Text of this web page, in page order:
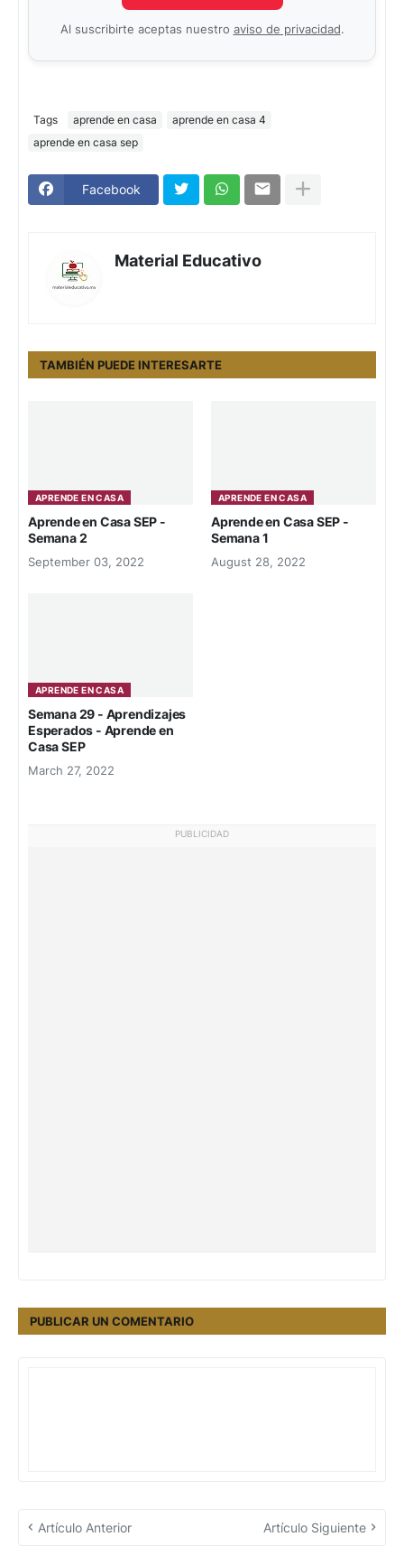
Al suscribirte aceptas nuestro aviso de privacidad.
Tags aprende en casa
aprende en casa 4
aprende en casa sep
Facebook
Material Educativo
TAMBIÉN PUEDE INTERESARTE
APRENDE EN CASA
Aprende en Casa SEP -
Semana 2
September 03, 2022
APRENDE EN CASA
Aprende en Casa SEP -
Semana 1
August 28, 2022
APRENDE EN CASA
Semana 29 - Aprendizajes
Esperados - Aprende en
Casa SEP
March 27, 2022
PUBLICIDAD
PUBLICAR UN COMENTARIO
Artículo Anterior Artículo Siguiente